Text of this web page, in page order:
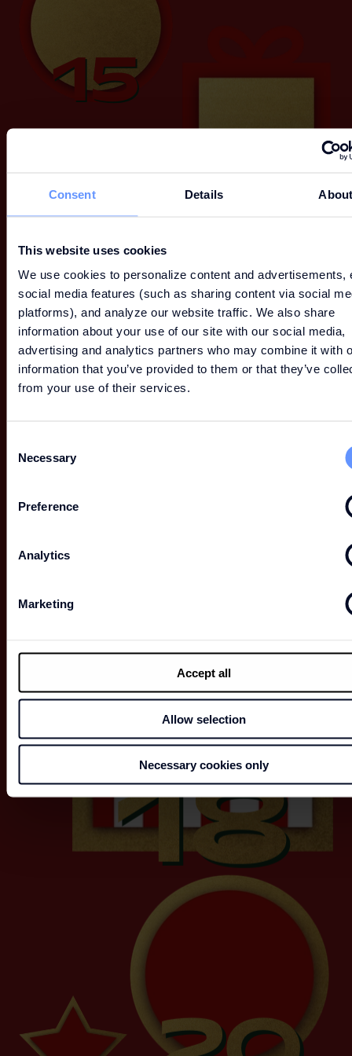
Consent Details About
This website uses cookies
We use cookies to personalize content and advertisements,
social media features (such as sharing content via social
platforms), and analyze our website traffic. We also share
information about your use of our site with our social media,
advertising and analytics partners who may combine it with
information that you’ve provided to them or that they’ve
from your use of their services.
Selection
Necessary
Preference
Analytics
Marketing
Accept all
Allow selection
Necessary cookies only
15
17
18
18